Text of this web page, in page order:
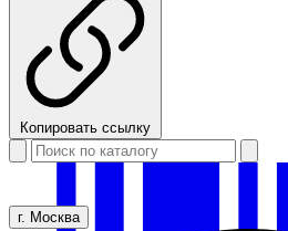
Копировать ссылку